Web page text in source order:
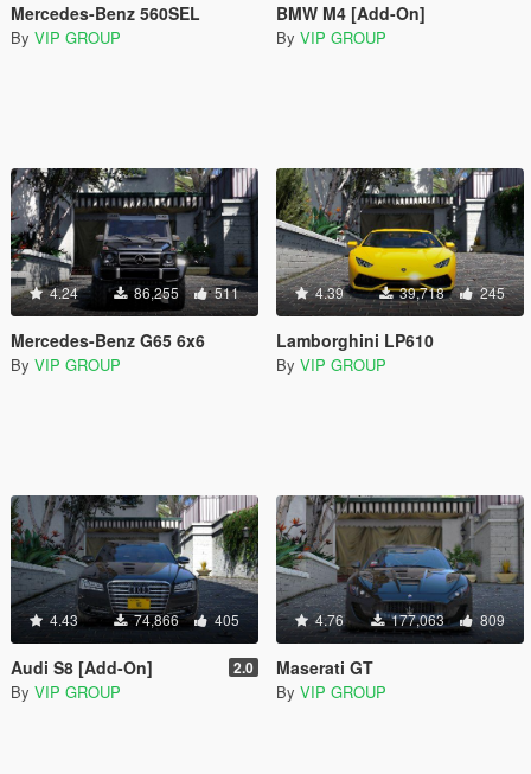
Mercedes-Benz 560SEL
By VIP GROUP
BMW M4 [Add-On]
By VIP GROUP
4.24 86,255 511
Mercedes-Benz G65 6x6
By VIP GROUP
4.39 39,718 245
Lamborghini LP610
By VIP GROUP
4.43 74,866 405
Audi S8 [Add-On] 2.0
By VIP GROUP
4.76 177,063 809
Maserati GT
By VIP GROUP